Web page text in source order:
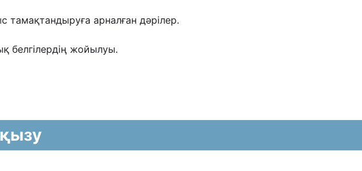
тамақтандыруға арналған дәрілер.
белгілердің жойылуы.